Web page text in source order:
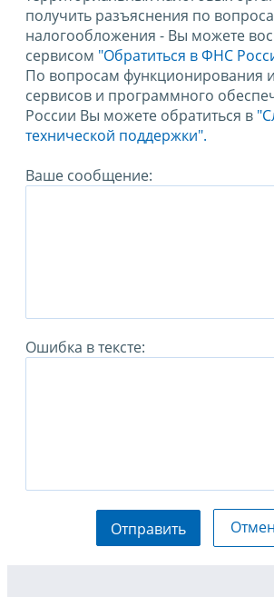
получить разъяснения по
налогообложения - Вы можете
сервисом "Обратиться в ФНС
По вопросам функционирования
сервисов и программного
России Вы можете обратиться в
технической поддержки".
Ваше сообщение:
Ошибка в тексте:
Отправить